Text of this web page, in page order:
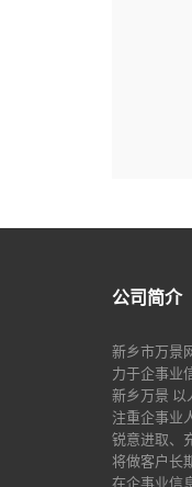
公司简介
新乡市万景
力于企事业
新乡万景 以
注重企事业
锐意进取、
将做客户长
在企事业信